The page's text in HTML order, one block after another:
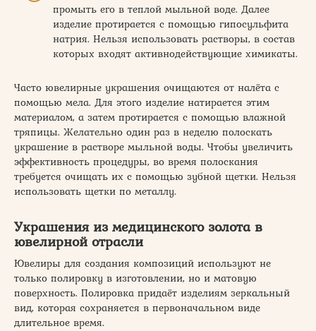
промыть его в теплой мыльной воде. Далее
изделие протирается с помощью гипосульфита
натрия. Нельзя использовать растворы, в состав
которых входят активнодействующие химикаты.
Часто ювелирные украшения очищаются от налёта с
помощью мела. Для этого изделие натирается этим
материалом, а затем протирается с помощью влажной
тряпицы. Желательно один раз в неделю полоскать
украшение в растворе мыльной воды. Чтобы увеличить
эффективность процедуры, во время полоскания
требуется очищать их с помощью зубной щетки. Нельзя
использовать щетки по металлу.
Украшения из медицинского золота в
ювелирной отрасли
Ювелиры для создания композиций используют не
только полировку в изготовлении, но и матовую
поверхность. Полировка придаёт изделиям зеркальный
вид, которая сохраняется в первоначальном виде
длительное время.